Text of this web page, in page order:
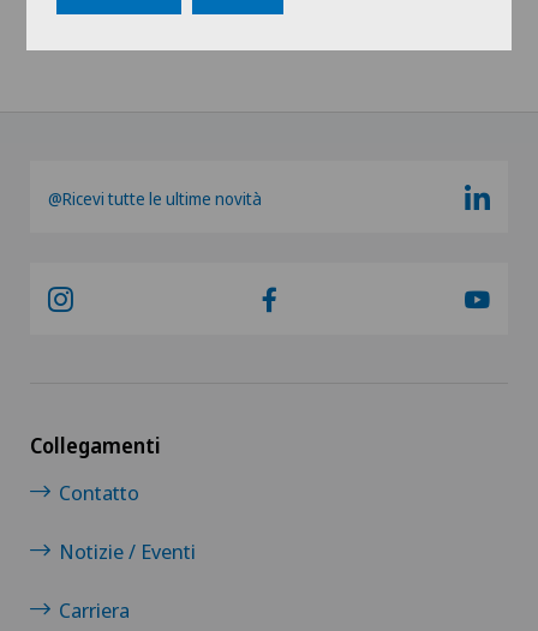
@Ricevi tutte le ultime novità
Collegamenti
Contatto
Notizie / Eventi
Carriera